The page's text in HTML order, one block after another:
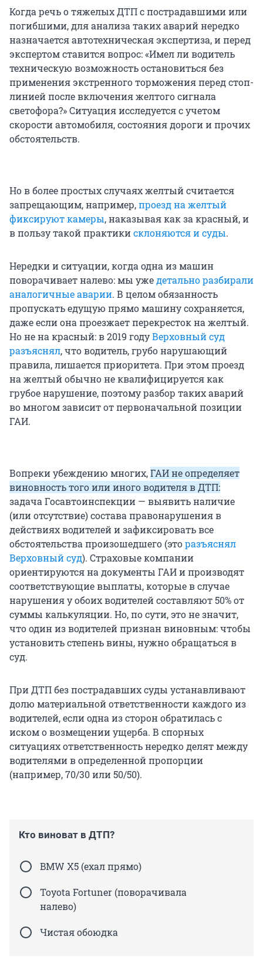
Когда речь о тяжелых ДТП с пострадавшими или
погибшими, для анализа таких аварий нередко
назначается автотехническая экспертиза, и перед
экспертом ставится вопрос: «Имел ли водитель
техническую возможность остановиться без
применения экстренного торможения перед стоп-
линией после включения желтого сигнала
светофора?» Ситуация исследуется с учетом
скорости автомобиля, состояния дороги и прочих
обстоятельств.
Но в более простых случаях желтый считается
запрещающим, например,проезд на желтый
фиксируют камеры, наказывая как за красный, и
в пользу такой практикисклоняются и суды.
Нередки и ситуации, когда одна из машин
поворачивает налево: мы ужедетально разбирали
аналогичные аварии. В целом обязанность
пропускать едущую прямо машину сохраняется,
даже если она проезжает перекресток на желтый.
Но не на красный: в 2019 годуВерховный суд
разъяснял, что водитель, грубо нарушающий
правила, лишается приоритета. При этом проезд
на желтый обычно не квалифицируется как
грубое нарушение, поэтому разбор таких аварий
во многом зависит от первоначальной позиции
ГАИ.
Вопреки убеждению многих,ГАИ не определяет
виновность того или иного водителя в ДТП:
задача Госавтоинспекции — выявить наличие
(или отсутствие) состава правонарушения в
действиях водителей и зафиксировать все
обстоятельства произошедшего (эторазъяснял
Верховный суд). Страховые компании
ориентируются на документы ГАИ и производят
соответствующие выплаты, которые в случае
нарушения у обоих водителей составляют 50% от
суммы калькуляции. Но, по сути, это не значит,
что один из водителей признан виновным: чтобы
установить степень вины, нужно обращаться в
суд.
При ДТП без пострадавших суды устанавливают
долю материальной ответственности каждого из
водителей, если одна из сторон обратилась с
иском о возмещении ущерба. В спорных
ситуациях ответственность нередко делят между
водителями в определенной пропорции
(например, 70/30 или 50/50).
Кто виноват в ДТП?
BMW X5 (ехал прямо)
Toyota Fortuner (поворачивала
налево)
Чистая обоюдка